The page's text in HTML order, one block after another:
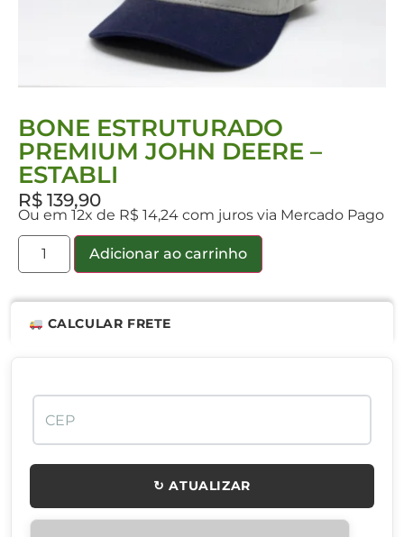
BONE ESTRUTURADO
PREMIUM JOHN DEERE –
ESTABLI
R$ 139,90
Ou em 12x de R$ 14,24 com juros via Mercado Pago
Adicionar ao carrinho
CALCULAR FRETE
↻ ATUALIZAR